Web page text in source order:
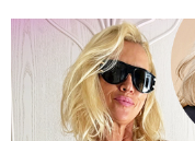
Krásná sestra Krainové